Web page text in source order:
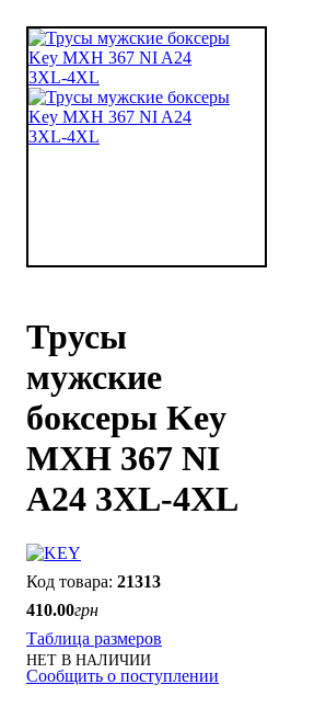
Трусы
мужские
боксеры Key
MXH 367 NI
A24 3XL-4XL
21313
410.00грн
Таблица размеров
НЕТ В НАЛИЧИИ
Сообщить о поступлении